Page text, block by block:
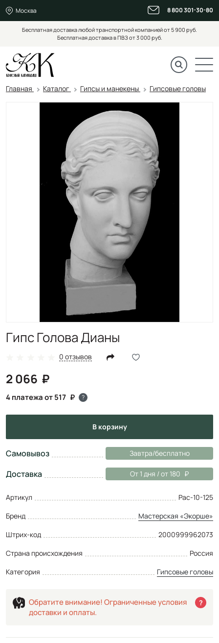
Москва 8 800 301-30-80
Бесплатная доставка любой транспортной компанией от 5 900 руб.
Бесплатная доставка в ПВЗ от 3 000 руб.
Главная Каталог Гипсы и манекены Гипсовые головы
Гипс Голова Дианы
0 отзывов
2 066
4 платежа от 517 ?
в корзину
Самовывоз Завтра/бесплатно
Доставка От 1 дня / от 180
Артикул
Рас-10-125
Бренд
Мастерская «Экорше»
Штрих-код
2000999962073
Страна происхождения
Россия
Категория
Гипсовые головы
Обратите внимание! Ограниченные условия
доставки и оплаты.
?